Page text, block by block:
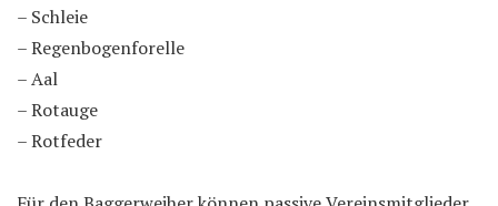
– Schleie
– Regenbogenforelle
– Aal
– Rotauge
– Rotfeder